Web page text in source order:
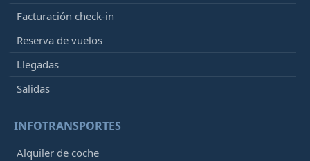
Facturación check-in
Reserva de vuelos
Llegadas
Salidas
INFOTRANSPORTES
Alquiler de coche